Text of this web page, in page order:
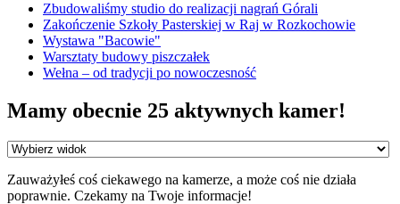
Zbudowaliśmy studio do realizacji nagrań Górali
Zakończenie Szkoły Pasterskiej w Raj w Rozkochowie
Wystawa "Bacowie"
Warsztaty budowy piszczałek
Wełna – od tradycji po nowoczesność
Mamy obecnie 25 aktywnych kamer!
Zauważyłeś coś ciekawego na kamerze, a może coś nie działa
poprawnie. Czekamy na Twoje informacje!